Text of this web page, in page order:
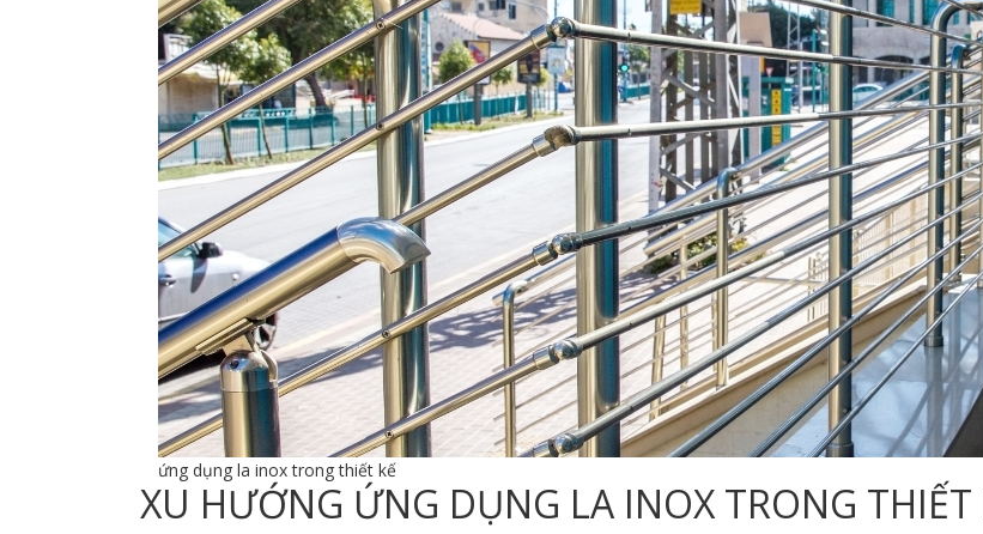
ứng dụng la inox trong thiết kế
XU HƯỚNG ỨNG DỤNG LA INOX TRONG